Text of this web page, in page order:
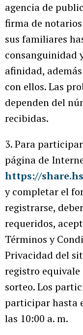
agencia de
firma de
sus familiares
consanguinidad
afinidad,
con ellos. Las
dependen del
recibidas.
3. Para
página de
https://
y completar el
registrarse,
requeridos,
Términos y
Privacidad del
registro
sorteo. Los
participar hasta
las 10:00 a. m.